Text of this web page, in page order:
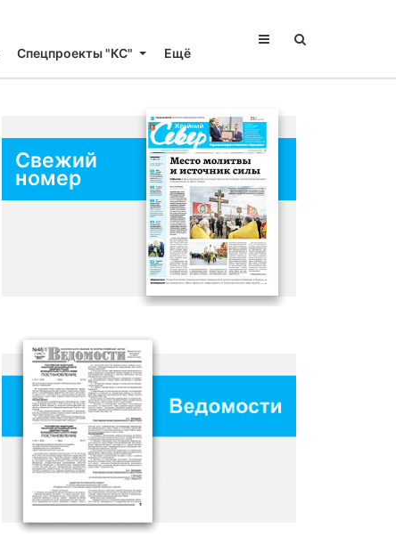
Спецпроекты "КС" Ещё
Свежий
номер